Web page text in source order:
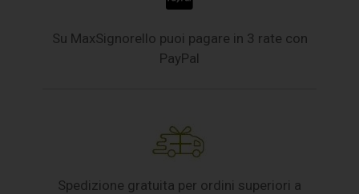
Su MaxSignorello puoi pagare in 3 rate con
PayPal
Spedizione gratuita per ordini superiori a